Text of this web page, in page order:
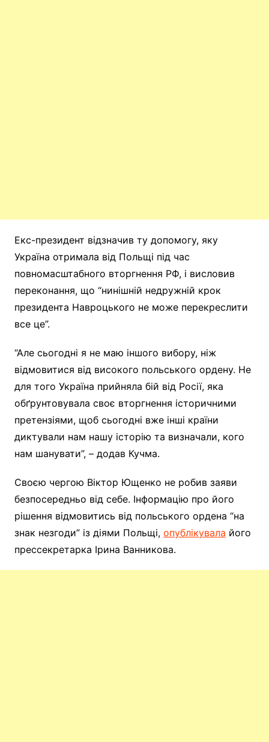
Екс-президент відзначив ту допомогу, яку
Україна отримала від Польщі під час
повномасштабного вторгнення РФ, і висловив
переконання, що “нинішній недружній крок
президента Навроцького не може перекреслити
все це”.
“Але сьогодні я не маю іншого вибору, ніж
відмовитися від високого польського ордену. Не
для того Україна прийняла бій від Росії, яка
обґрунтовувала своє вторгнення історичними
претензіями, щоб сьогодні вже інші країни
диктували нам нашу історію та визначали, кого
нам шанувати”, – додав Кучма.
Своєю чергою Віктор Ющенко не робив заяви
безпосередньо від себе. Інформацію про його
рішення відмовитись від польського ордена “на
знак незгоди” із діями Польщі, опублікувала його
прессекретарка Ірина Ванникова.